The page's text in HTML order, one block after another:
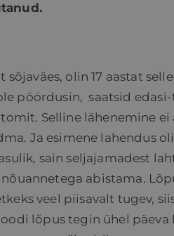
olin 17 aastat
pöördusin, saatsid
Selline lähenemine ei
Ja esimene lahendus
sain seljajamadest
abistama.
veel piisavalt tugev,
lõpus tegin ühel päeva